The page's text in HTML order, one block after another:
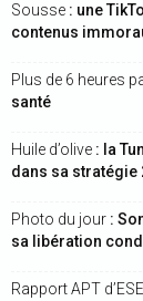
Sousse : une
contenus
Plus de 6 heures
santé
Huile d’olive : la
dans sa stratégie
Photo du jour :
sa libération
Rapport APT